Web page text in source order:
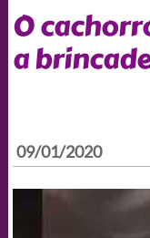
O
a
09/01/2020